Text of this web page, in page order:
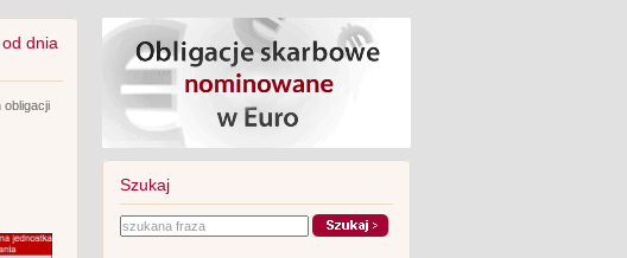
dnia
obligacji
Szukaj